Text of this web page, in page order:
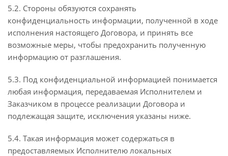
5.2. Стороны обязуются сохранять
конфиденциальность информации, полученной в ходе
исполнения настоящего Договора, и принять все
возможные меры, чтобы предохранить полученную
информацию от разглашения.
5.3. Под конфиденциальной информацией понимается
любая информация, передаваемая Исполнителем и
Заказчиком в процессе реализации Договора и
подлежащая защите, исключения указаны ниже.
5.4. Такая информация может содержаться в
предоставляемых Исполнителю локальных